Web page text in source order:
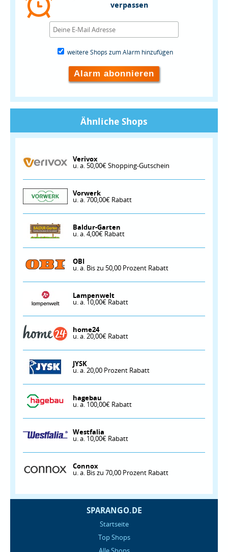
verpassen
weitere Shops zum Alarm hinzufügen
Alarm abonnieren
Ähnliche Shops
Verivox
u. a. 50,00€ Shopping-Gutschein
Vorwerk
u. a. 700,00€ Rabatt
Baldur-Garten
u. a. 4,00€ Rabatt
OBI
u. a. Bis zu 50,00 Prozent Rabatt
Lampenwelt
u. a. 10,00€ Rabatt
home24
u. a. 20,00€ Rabatt
JYSK
u. a. 20,00 Prozent Rabatt
hagebau
u. a. 100,00€ Rabatt
Westfalia
u. a. 10,00€ Rabatt
Connox
u. a. Bis zu 70,00 Prozent Rabatt
SPARANGO.DE
Startseite
Top Shops